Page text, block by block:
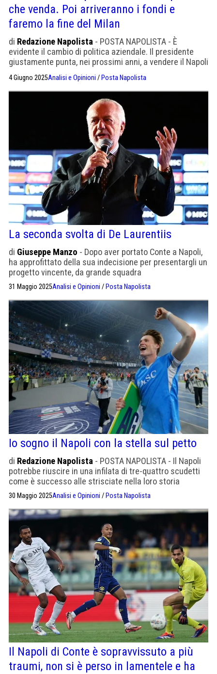
che venda. Poi arriveranno i fondi e
faremo la fine del Milan
di Redazione Napolista - POSTA NAPOLISTA - È
evidente il cambio di politica aziendale. Il presidente
giustamente punta, nei prossimi anni, a vendere il Napoli
alla cifra che merita. Con i fondi capiremo il termine
pappone
4 Giugno 2025Analisi e Opinioni /Posta Napolista
La seconda svolta di De Laurentiis
di Giuseppe Manzo - Dopo aver portato Conte a Napoli,
ha approfittato della sua indecisione per presentargli un
progetto vincente, da grande squadra
31 Maggio 2025Analisi e Opinioni / Posta Napolista
Io sogno il Napoli con la stella sul petto
di Redazione Napolista - POSTA NAPOLISTA - Il Napoli
potrebbe riuscire in una infilata di tre-quattro scudetti
come è successo alle strisciate nella loro storia
30 Maggio 2025Analisi e Opinioni / Posta Napolista
Il Napoli di Conte è sopravvissuto a più
traumi, non si è perso in lamentele e ha